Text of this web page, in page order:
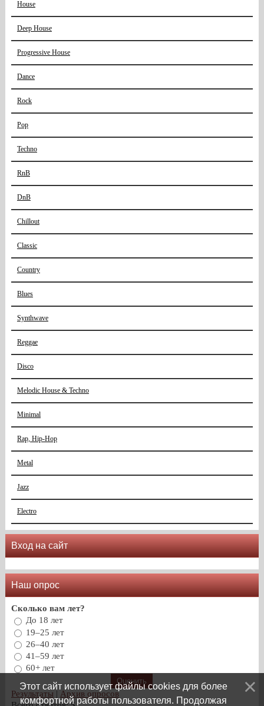
House
Deep House
Progressive House
Dance
Rock
Pop
Techno
RnB
DnB
Chillout
Classic
Country
Blues
Synthwave
Reggae
Disco
Melodic House & Techno
Minimal
Rap, Hip-Hop
Metal
Jazz
Electro
Вход на сайт
Наш опрос
Сколько вам лет?
До 18 лет
19–25 лет
26–40 лет
41–59 лет
60+ лет
Результаты | Архив опросов
Этот сайт использует файлы cookies для более
комфортной работы пользователя. Продолжая